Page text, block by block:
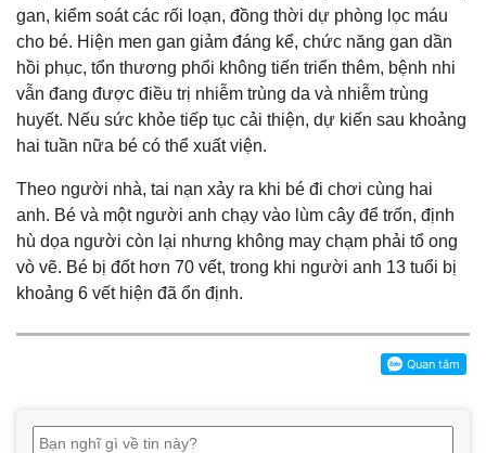
gan, kiểm soát các rối loạn, đồng thời dự phòng lọc máu
cho bé. Hiện men gan giảm đáng kể, chức năng gan dần
hồi phục, tổn thương phổi không tiến triển thêm, bệnh nhi
vẫn đang được điều trị nhiễm trùng da và nhiễm trùng
huyết. Nếu sức khỏe tiếp tục cải thiện, dự kiến sau khoảng
hai tuần nữa bé có thể xuất viện.
Theo người nhà, tai nạn xảy ra khi bé đi chơi cùng hai
anh. Bé và một người anh chạy vào lùm cây để trốn, định
hù dọa người còn lại nhưng không may chạm phải tổ ong
vò vẽ. Bé bị đốt hơn 70 vết, trong khi người anh 13 tuổi bị
khoảng 6 vết hiện đã ổn định.